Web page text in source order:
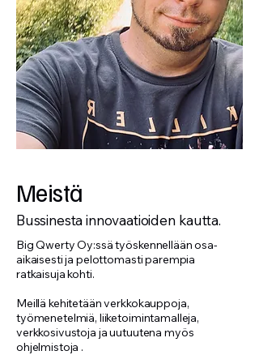
Meistä
Bussinesta innovaatioiden kautta.
Big Qwerty Oy:ssä työskennellään osa-
aikaisesti ja pelottomasti parempia
ratkaisuja kohti.
Meillä kehitetään verkkokauppoja,
työmenetelmiä, liiketoimintamalleja,
verkkosivustoja ja uutuutena myös
ohjelmistoja .